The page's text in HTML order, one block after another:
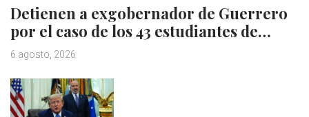
Detienen a exgobernador de Guerrero
por el caso de los 43 estudiantes de…
6 agosto, 2026